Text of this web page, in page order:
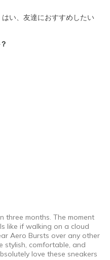
width
はい、友達におすすめしたい
three months. The moment
like if walking on a cloud
Aero Bursts over any other
stylish, comfortable, and
love these sneakers